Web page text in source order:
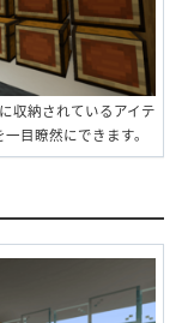
収納されているアイテ
目瞭然にできます。